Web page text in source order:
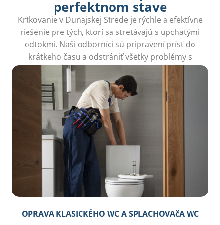
perfektnom stave
Krtkovanie v Dunajskej Strede je rýchle a efektívne
riešenie pre tých, ktorí sa stretávajú s upchatými
odtokmi. Naši odborníci sú pripravení prísť do
krátkeho času a odstrániť všetky problémy s
kanalizáciou.
OPRAVA KLASICKÉHO WC A SPLACHOVAčA WC